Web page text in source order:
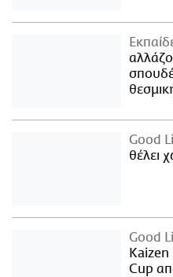
Good
θέλει
Good
Cup